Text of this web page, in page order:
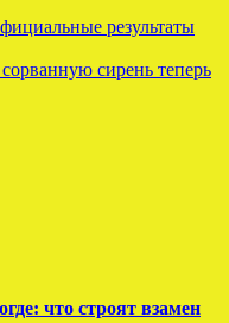
результаты
сирень теперь
что строят взамен